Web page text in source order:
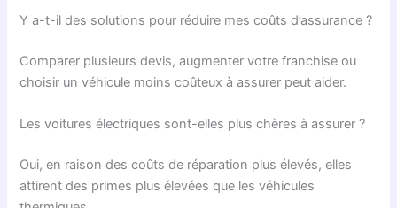
Y a-t-il des solutions pour réduire mes coûts d’assurance ?
Comparer plusieurs devis, augmenter votre franchise ou
choisir un véhicule moins coûteux à assurer peut aider.
Les voitures électriques sont-elles plus chères à assurer ?
Oui, en raison des coûts de réparation plus élevés, elles
attirent des primes plus élevées que les véhicules